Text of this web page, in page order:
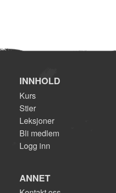
INNHOLD
Kurs
Stier
Leksjoner
Bli medlem
Logg inn
ANNET